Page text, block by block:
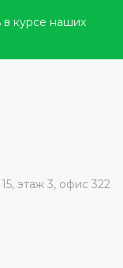
в курсе наших
, этаж 3, офис 322